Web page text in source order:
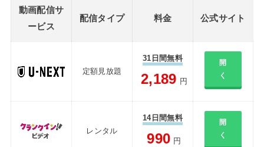
動画配信サ
ービス
配信タイプ 料金 公式サイト
定額見放題
31日間無料
2,189 円
開
く
レンタル
14日間無料
990 円
開
く